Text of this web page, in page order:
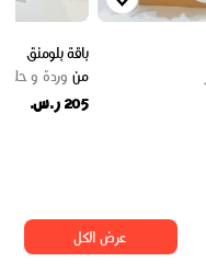
باقة بلومنق
من وردة و حلا
205 ر.س.
عرض الكل